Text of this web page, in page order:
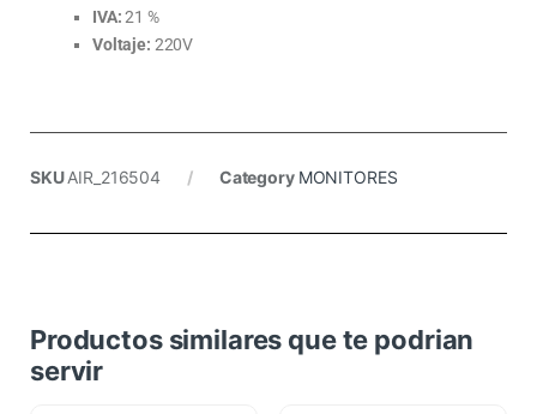
IVA:21 %
Voltaje: 220V
SKUAIR_216504 Category MONITORES
Productos similares que te podrian
servir